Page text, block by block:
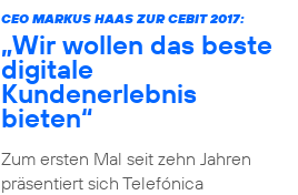
CEO MARKUS HAAS ZUR CEBIT 2017:
„Wir wollen das beste
digitale
Kundenerlebnis
bieten“
Zum ersten Mal seit zehn Jahren
präsentiert sich Telefónica